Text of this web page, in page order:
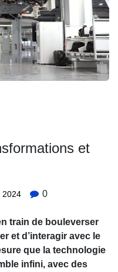
et
2024 0
train de bouleverser
et d’interagir avec le
que la technologie
infini, avec des